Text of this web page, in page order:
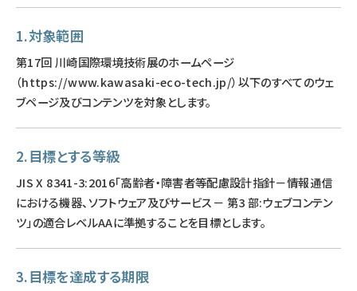
1.対象範囲
第17回 川崎国際環境技術展のホームページ
（https://www.kawasaki-eco-tech.jp/）以下のすべてのウェ
ブページ及びコンテンツを対象とします。
2.目標とする等級
JIS X 8341-3:2016「高齢者・障害者等配慮設計指針－情報通信
における機器、ソフトウェア及びサービス－ 第3 部:ウェブコンテン
ツ」の適合レベルAAに準拠することを目標とします。
3.目標を達成する期限